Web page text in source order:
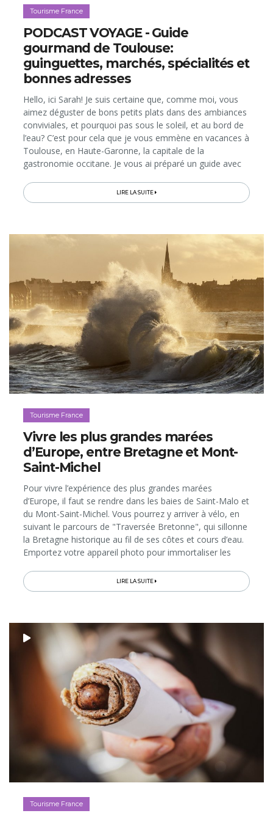
Tourisme France
PODCAST VOYAGE - Guide
gourmand de Toulouse:
guinguettes, marchés, spécialités et
bonnes adresses
Hello, ici Sarah! Je suis certaine que, comme moi, vous
aimez déguster de bons petits plats dans des ambiances
conviviales, et pourquoi pas sous le soleil, et au bord de
l’eau? C’est pour cela que je vous emmène en vacances à
Toulouse, en Haute-Garonne, la capitale de la
gastronomie occitane. Je vous ai préparé un guide avec
gourmands...
LIRE LA SUITE
Tourisme France
Vivre les plus grandes marées
d’Europe, entre Bretagne et Mont-
Saint-Michel
Pour vivre l’expérience des plus grandes marées
d’Europe, il faut se rendre dans les baies de Saint-Malo et
du Mont-Saint-Michel. Vous pourrez y arriver à vélo, en
suivant le parcours de "Traversée Bretonne", qui sillonne
la Bretagne historique au fil de ses côtes et cours d’eau.
Emportez votre appareil photo pour immortaliser les
LIRE LA SUITE
Tourisme France